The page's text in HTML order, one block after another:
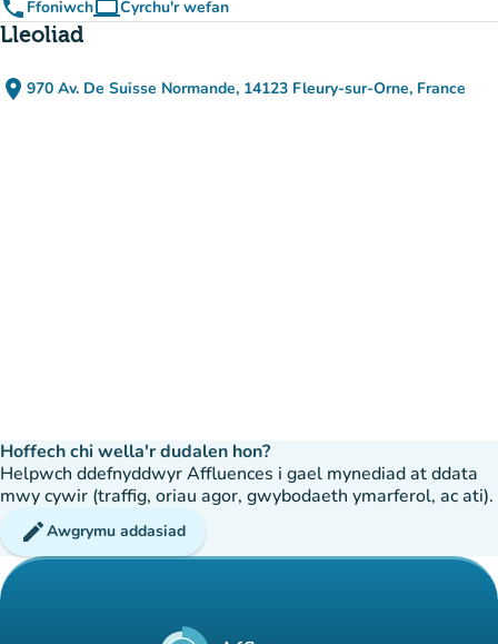
phone FfoniwchcomputerCyrchu'r wefan
(tab newydd)
Lleoliad
place 970 Av. De Suisse Normande, 14123 Fleury-sur-Orne, France
(agor yn Google Maps)
(tab newydd)
Hoffech chi wella'r dudalen hon?
Helpwch ddefnyddwyr Affluences i gael mynediad at ddata
mwy cywir (traffig, oriau agor, gwybodaeth ymarferol, ac ati).
editAwgrymu addasiad